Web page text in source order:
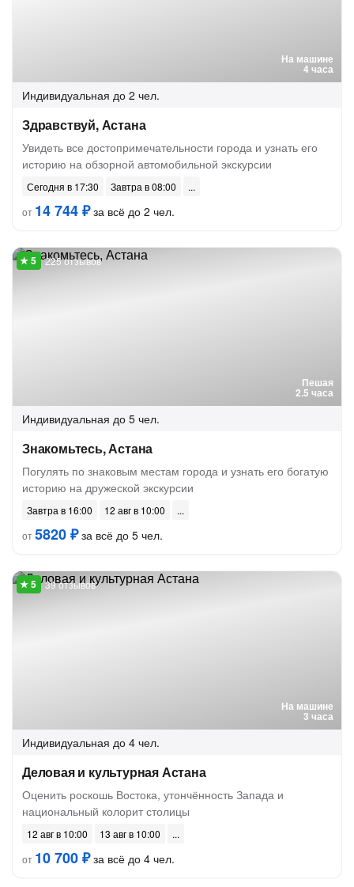
На машине
4 часа
Индивидуальная до 2 чел.
Здравствуй, Астана
Увидеть все достопримечательности города и узнать его
историю на обзорной автомобильной экскурсии
Сегодня в 17:30
Завтра в 08:00
от 14 744 ₽за всё до 2 чел.
Пешая
2.5 часа
225 отзывов
Индивидуальная до 5 чел.
Знакомьтесь, Астана
Погулять по знаковым местам города и узнать его богатую
историю на дружеской экскурсии
Завтра в 16:00
12 авг в 10:00
от5820 ₽за всё до 5 чел.
На машине
3 часа
39 отзывов
Индивидуальная до 4 чел.
Деловая и культурная Астана
Оценить роскошь Востока, утончённость Запада и
национальный колорит столицы
12 авг в 10:00
13 авг в 10:00
от 10 700 ₽за всё до 4 чел.